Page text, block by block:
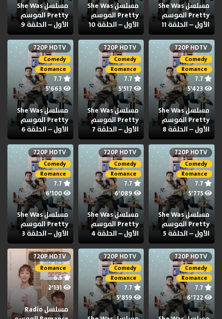
مسلسل She Was
Pretty الموسم
الأول – الحلقة 11
مسلسل She Was
Pretty الموسم
الأول – الحلقة 10
مسلسل She Was
Pretty الموسم
الأول – الحلقة 9
720P HDTV
Comedy
Romance
7.7
5٬423
مسلسل She Was
Pretty الموسم
الأول – الحلقة 8
720P HDTV
Comedy
Romance
7.7
5٬517
مسلسل She Was
Pretty الموسم
الأول – الحلقة 7
720P HDTV
Comedy
Romance
7.7
5٬663
مسلسل She Was
Pretty الموسم
الأول – الحلقة 6
720P HDTV
Comedy
Romance
7.7
5٬775
مسلسل She Was
Pretty الموسم
الأول – الحلقة 5
720P HDTV
Comedy
Romance
7.7
6٬089
مسلسل She Was
Pretty الموسم
الأول – الحلقة 4
720P HDTV
Comedy
Romance
7.7
6٬100
مسلسل She Was
Pretty الموسم
الأول – الحلقة 3
720P HDTV
Comedy
Romance
7.7
6٬722
720P HDTV
Comedy
Romance
7.7
5٬859
720P HDTV
Romance
6.5
مسلسل Radio